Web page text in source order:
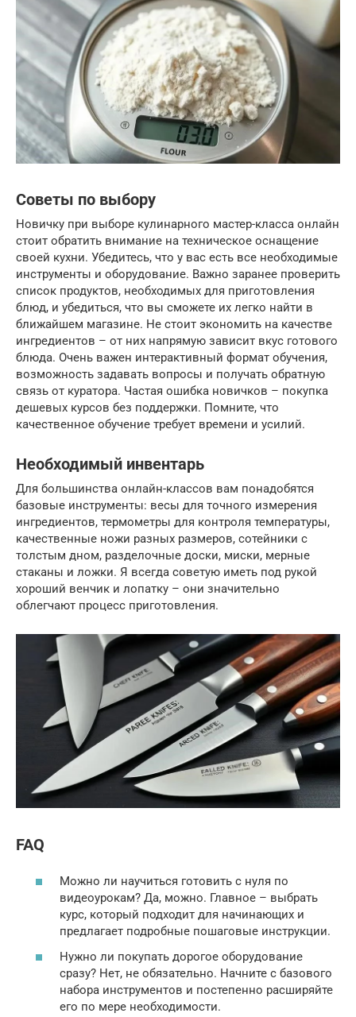
Советы по выбору
Новичку при выборе кулинарного мастер-класса онлайн
стоит обратить внимание на техническое оснащение
своей кухни. Убедитесь, что у вас есть все необходимые
инструменты и оборудование. Важно заранее проверить
список продуктов, необходимых для приготовления
блюд, и убедиться, что вы сможете их легко найти в
ближайшем магазине. Не стоит экономить на качестве
ингредиентов – от них напрямую зависит вкус готового
блюда. Очень важен интерактивный формат обучения,
возможность задавать вопросы и получать обратную
связь от куратора. Частая ошибка новичков – покупка
дешевых курсов без поддержки. Помните, что
качественное обучение требует времени и усилий.
Необходимый инвентарь
Для большинства онлайн-классов вам понадобятся
базовые инструменты: весы для точного измерения
ингредиентов, термометры для контроля температуры,
качественные ножи разных размеров, сотейники с
толстым дном, разделочные доски, миски, мерные
стаканы и ложки. Я всегда советую иметь под рукой
хороший венчик и лопатку – они значительно
облегчают процесс приготовления.
FAQ
Можно ли научиться готовить с нуля по
видеоурокам? Да, можно. Главное – выбрать
курс, который подходит для начинающих и
предлагает подробные пошаговые инструкции.
Нужно ли покупать дорогое оборудование
сразу? Нет, не обязательно. Начните с базового
набора инструментов и постепенно расширяйте
его по мере необходимости.